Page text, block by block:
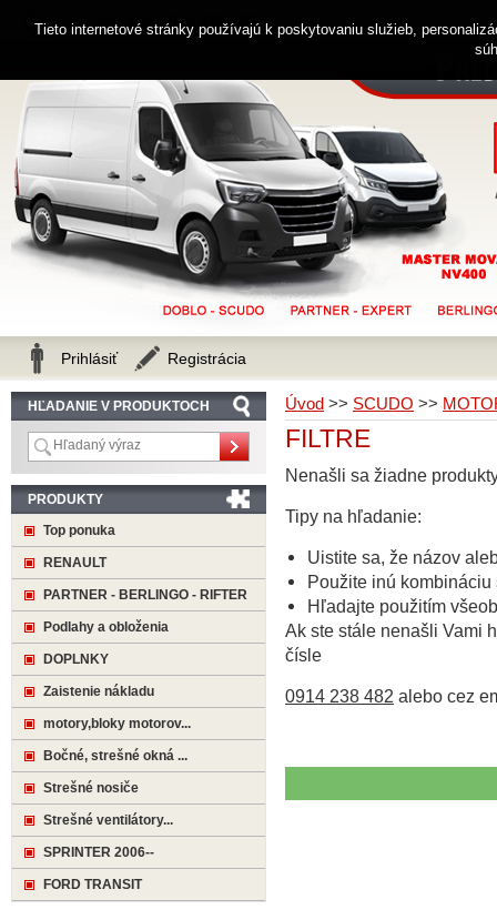
Úvod >> SCUDO >>
FILTRE
Nenašli sa žiadne
Tipy na hľadanie:
Uistite sa, že názov
Použite inú
Hľadajte použitím
Ak ste stále nenašli Vami
čísle
0914 238 482 alebo cez
HĽADANIE V PRODUKTOCH
PRODUKTY
Top ponuka
RENAULT
PARTNER - BERLINGO - RIFTER
Podlahy a obloženia
DOPLNKY
Zaistenie nákladu
motory,bloky motorov...
Bočné, strešné okná ...
Strešné nosiče
Strešné ventilátory...
SPRINTER 2006--
FORD TRANSIT
Zákaznícka linka 0914 238 482
Prihlásiť Registrácia
Tieto internetové stránky používajú k poskytovaniu služieb,